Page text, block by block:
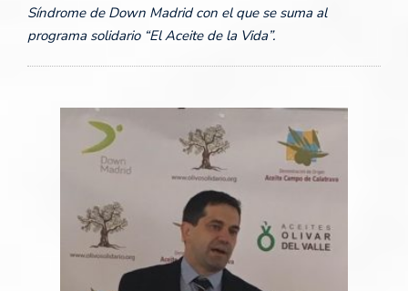
Síndrome de Down Madrid con el que se suma al
programa solidario “El Aceite de la Vida”.